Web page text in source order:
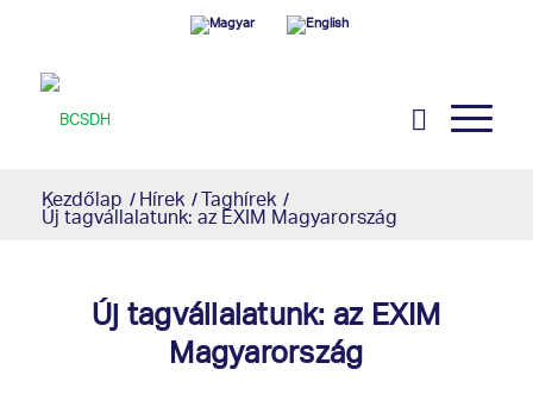
Kezdőlap/Hírek/Taghírek/
Új tagvállalatunk: az EXIM Magyarország
Új tagvállalatunk: az EXIM
Magyarország